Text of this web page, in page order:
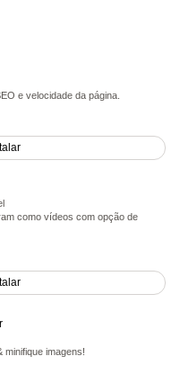
e velocidade da página.
como vídeos com opção de
minifique imagens!